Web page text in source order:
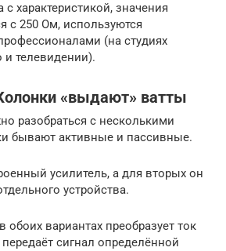
характеристикой, значения
с 250 Ом, используются
(на студиях
и телевидении).
«выдают» ватты
разобраться с несколькими
бывают активные и пассивные.
усилитель, а для вторых он
устройства.
обоих вариантах преобразует ток
сигнал определённой